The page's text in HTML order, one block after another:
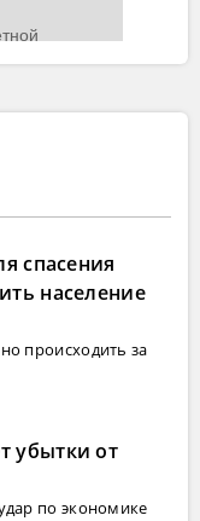
спасения
население
происходить за
убытки от
по экономике